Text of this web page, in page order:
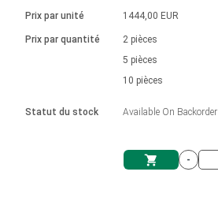
Système d'unité
Solénoïdes
Ø 28-42| 1-1400 rpm | <= 290Ncm
Contrôleur de moteur CC sans
Pilotes de moteurs à courant
continu à balais série DPWM
Pilotes de moteur pas à pas
Synchrone-Asynchrone | pour 1-4 actionneurs
Boîtes de contrôle
Synchrone-Asynchrone | pour 1-4 actionneurs
Français (EUR)
Prix par unité
Prix par quantité
Statut du stock
1444,00 EUR
2 pièces
5 pièces
10 pièces
Available On Backorder
-